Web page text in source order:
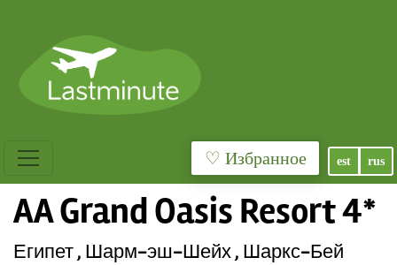
♡ Избранное est rus
AA Grand Oasis Resort 4*
Египет , Шарм-эш-Шейх , Шаркс-Бей